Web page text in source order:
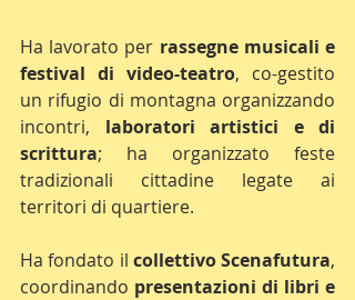
Ha lavorato per rassegne musicali e
festival di video-teatro, co-gestito
un rifugio di montagna organizzando
incontri, laboratori artistici e di
scrittura; ha organizzato feste
tradizionali cittadine legate ai
territori di quartiere.
Ha fondato il collettivo Scenafutura,
coordinando presentazioni di libri e